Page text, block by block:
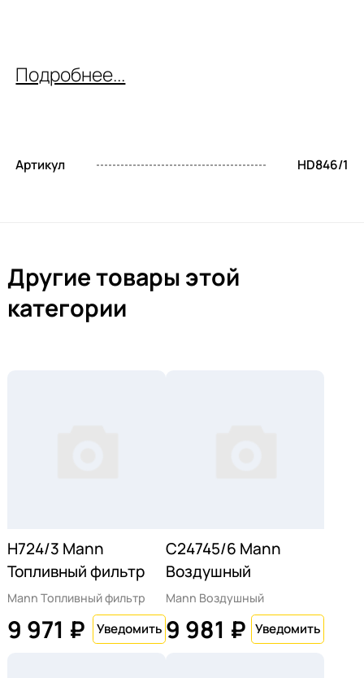
Подробнее...
Артикул HD846/1
Другие товары этой
категории
H724/3 Mann
Топливный фильтр
Mann Топливный фильтр
9 971 ₽
C24745/6 Mann
Воздушный
Mann Воздушный
9 981 ₽